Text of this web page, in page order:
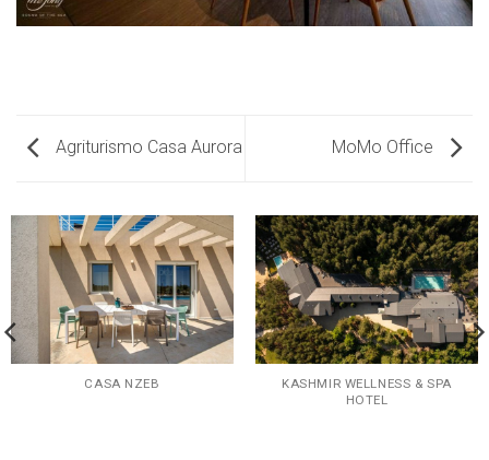
Agriturismo Casa Aurora MoMo Office
CASA NZEB
KASHMIR WELLNESS & SPA
HOTEL